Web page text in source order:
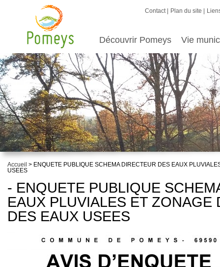
Contact Plan du site
Découvrir Pomeys Vie
Accueil > ENQUETE PUBLIQUE SCHEMA DIRECTEUR DES EAUX
USEES
- ENQUETE PUBLIQUE
EAUX PLUVIALES ET ZONAGE
DES EAUX USEES